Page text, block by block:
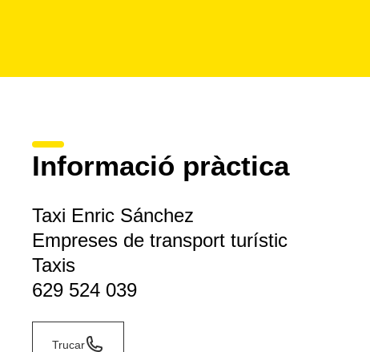
Informació pràctica
Taxi Enric Sánchez
Empreses de transport turístic
Taxis
629 524 039
Trucar